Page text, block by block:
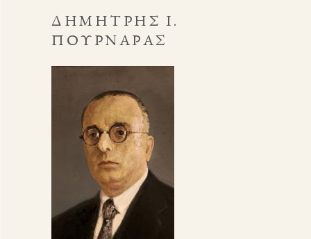
ΔΗΜΉΤΡΗΣ Ι.
ΠΟΥΡΝΆΡΑΣ